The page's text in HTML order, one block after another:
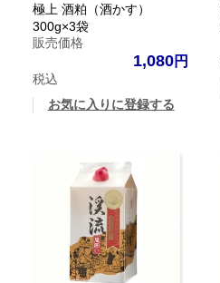
極上 酒粕（酒かす）
300g×3袋
販売価格
1,080
税込
お気に入りに登録する